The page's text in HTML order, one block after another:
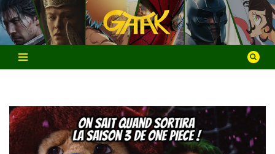
Aller
au
contenu